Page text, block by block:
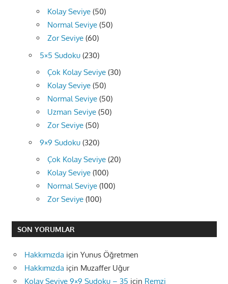
Kolay Seviye (50)
Normal Seviye (50)
Zor Seviye (60)
5×5 Sudoku (230)
Çok Kolay Seviye (30)
Kolay Seviye (50)
Normal Seviye (50)
Uzman Seviye (50)
Zor Seviye (50)
9×9 Sudoku (320)
Çok Kolay Seviye (20)
Kolay Seviye (100)
Normal Seviye (100)
Zor Seviye (100)
SON YORUMLAR
Hakkımızda için Yunus Öğretmen
Hakkımızda için Muzaffer Uğur
Kolay Seviye 9×9 Sudoku – 35 için Remzi